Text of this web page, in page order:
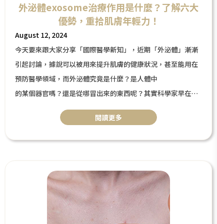
外泌體exosome治療作用是什麼？了解六大
優勢，重拾肌膚年輕力！
August 12, 2024
今天要來跟大家分享「國際醫學新知」，近期「外泌體」漸漸
引起討論，據說可以被用來提升肌膚的健康狀況，甚至能用在
預防醫學領域，而外泌體究竟是什麼？是人體中
的某個器官嗎？還是從哪冒出來的東西呢？其實科學家早在十
幾年前就發現它的存在，不過一開始只將其認定為「細胞的廢
棄物」。不過近年來，開始研究出「外泌體」竟然可以調控發
閲讀更多